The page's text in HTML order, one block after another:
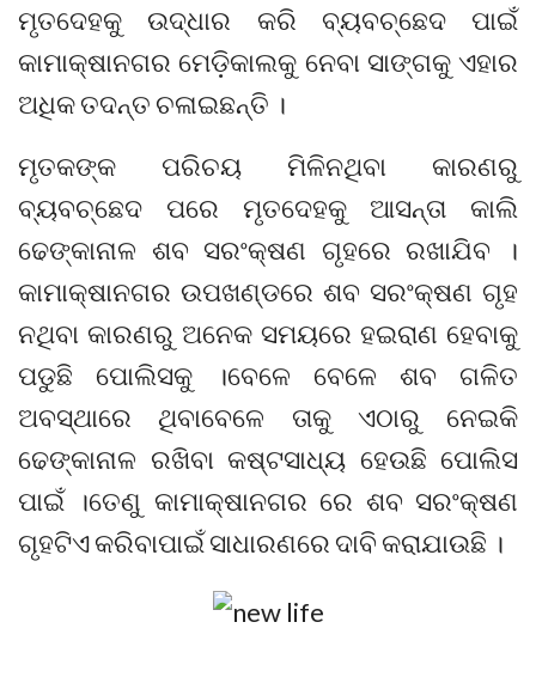
ମୃତଦେହକୁ ଉଦ୍ଧାର କରି ବ୍ୟବଚ୍ଛେଦ ପାଇଁ
କାମାକ୍ଷାନଗର ମେଡ଼ିକାଲକୁ ନେବା ସାଙ୍ଗକୁ ଏହାର
ଅଧିକ ତଦନ୍ତ ଚଳାଇଛନ୍ତି ।
ମୃତକଙ୍କ ପରିଚୟ ମିଳିନଥିବା କାରଣରୁ
ବ୍ୟବଚ୍ଛେଦ ପରେ ମୃତଦେହକୁ ଆସନ୍ତା କାଲି
ଢେଙ୍କାନାଳ ଶବ ସରଂକ୍ଷଣ ଗୃହରେ ରଖାଯିବ ।
କାମାକ୍ଷାନଗର ଉପଖଣ୍ଡରେ ଶବ ସରଂକ୍ଷଣ ଗୃହ
ନଥିବା କାରଣରୁ ଅନେକ ସମୟରେ ହଇରାଣ ହେବାକୁ
ପଡୁଛି ପୋଲିସକୁ ।ବେଳେ ବେଳେ ଶବ ଗଳିତ
ଅବସ୍ଥାରେ ଥିବାବେଳେ ତାକୁ ଏଠାରୁ ନେଇକି
ଢେଙ୍କାନାଳ ରଖିବା କଷ୍ଟସାଧ୍ୟ ହେଉଛି ପୋଲିସ
ପାଇଁ ।ତେଣୁ କାମାକ୍ଷାନଗର ରେ ଶବ ସରଂକ୍ଷଣ
ଗୃହଟିଏ କରିବାପାଇଁ ସାଧାରଣରେ ଦାବି କରାଯାଉଛି ।